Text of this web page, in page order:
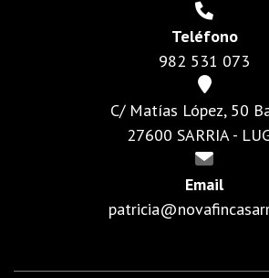
Teléfono
982 531 073
C/ Matías López, 50
27600 SARRIA -
Email